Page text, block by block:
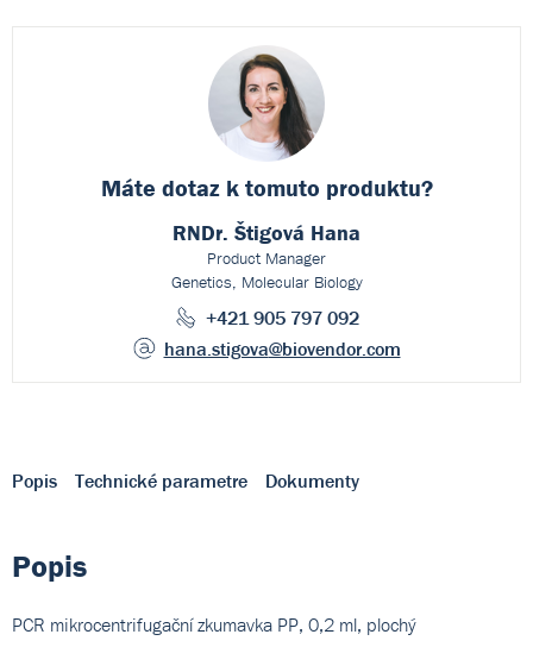
Máte dotaz k tomuto produktu?
RNDr. Štigová Hana
Product Manager
Genetics, Molecular Biology
+421 905 797 092
hana.stigova@biovendor.com
Popis Technické parametre Dokumenty
Popis
PCR mikrocentrifugační zkumavka PP, 0,2 ml, plochý